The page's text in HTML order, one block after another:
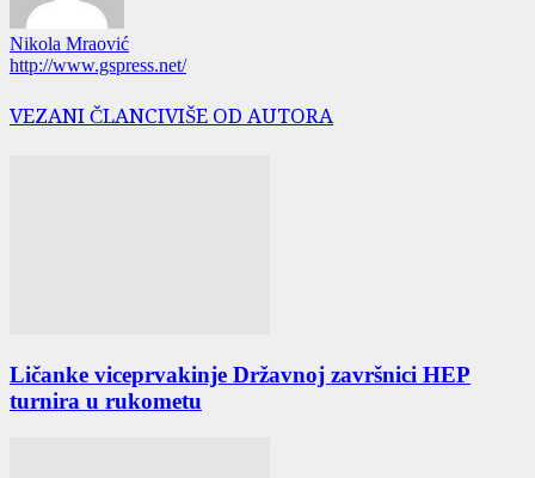
Nikola Mraović
http://www.gspress.net/
VEZANI ČLANCIVIŠE OD AUTORA
Ličanke viceprvakinje Državnoj završnici HEP
turnira u rukometu